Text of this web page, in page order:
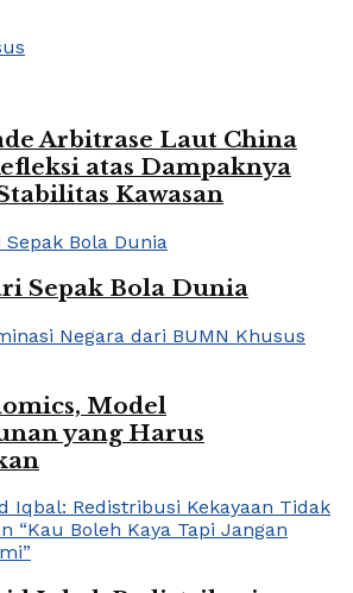
Arbitrase Laut China
atas Dampaknya
Kawasan
Sepak Bola Dunia
Model
yang Harus